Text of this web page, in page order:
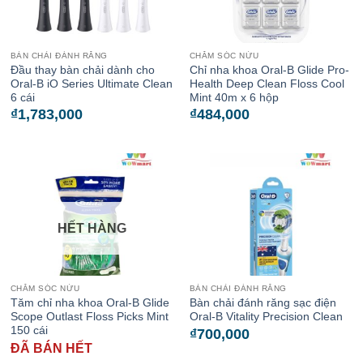
BÀN CHẢI ĐÁNH RĂNG
Đầu thay bàn chải dành cho
Oral-B iO Series Ultimate Clean
6 cái
₫1,783,000
CHĂM SÓC NỨU
Chỉ nha khoa Oral-B Glide Pro-
Health Deep Clean Floss Cool
Mint 40m x 6 hộp
₫484,000
HẾT HÀNG
CHĂM SÓC NỨU
Tăm chỉ nha khoa Oral-B Glide
Scope Outlast Floss Picks Mint
150 cái
ĐÃ BÁN HẾT
BÀN CHẢI ĐÁNH RĂNG
Bàn chải đánh răng sạc điện
Oral-B Vitality Precision Clean
₫700,000